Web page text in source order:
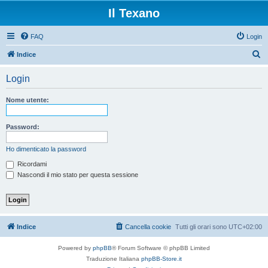
Il Texano
FAQ Login
Indice
Login
Nome utente:
Password:
Ho dimenticato la password
Ricordami
Nascondi il mio stato per questa sessione
Indice Tutti gli orari sono UTC+02:00
Cancella cookie
Powered by phpBB® Forum Software © phpBB Limited
Traduzione Italiana phpBB-Store.it